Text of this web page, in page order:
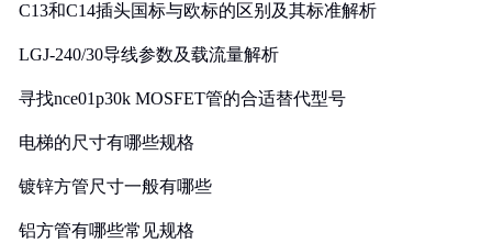
C13和C14插头国标与欧标的区别及其标准解析
LGJ-240/30导线参数及载流量解析
寻找nce01p30k MOSFET管的合适替代型号
电梯的尺寸有哪些规格
镀锌方管尺寸一般有哪些
铝方管有哪些常见规格